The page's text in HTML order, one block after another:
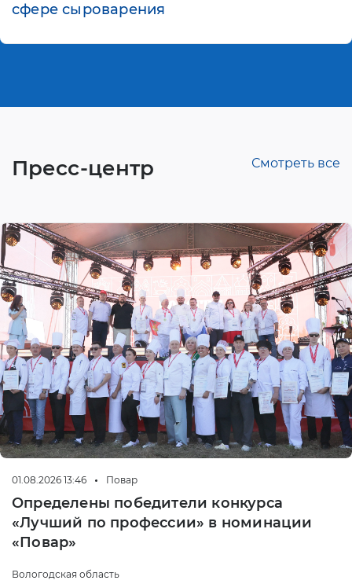
сфере сыроварения
Пресс-центр Смотреть все
01.08.2026 13:46 Повар
Определены победители конкурса
«Лучший по профессии» в номинации
«Повар»
Вологодская область